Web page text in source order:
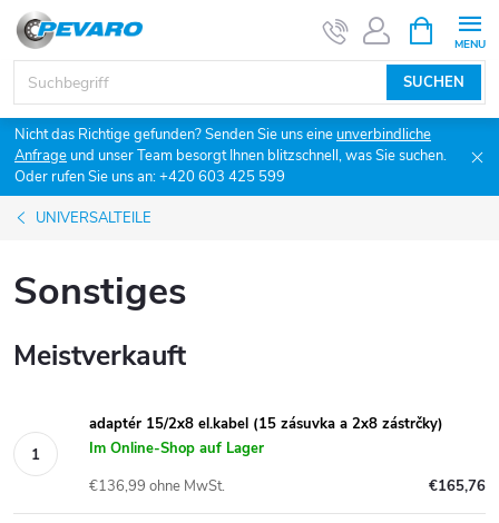
Zum
Inhalt
springen
SUCHEN
Nicht das Richtige gefunden? Senden Sie uns eine unverbindliche
Anfrage und unser Team besorgt Ihnen blitzschnell, was Sie suchen.
Oder rufen Sie uns an: +420 603 425 599
UNIVERSALTEILE
Sonstiges
Meistverkauft
adaptér 15/2x8 el.kabel (15 zásuvka a 2x8 zástrčky)
Im Online-Shop auf Lager
€165,76
€136,99 ohne MwSt.